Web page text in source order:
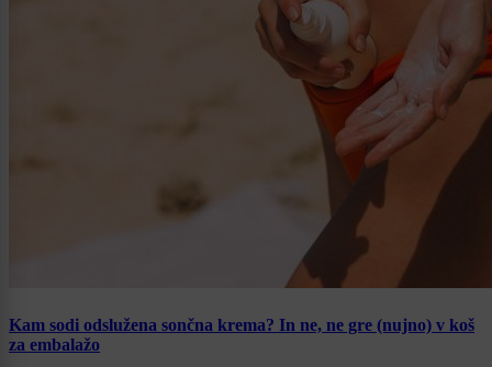
Kam sodi odslužena sončna krema? In ne, ne gre (nujno) v koš
za embalažo